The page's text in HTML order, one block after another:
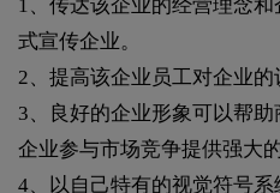
1、传达该企业的经营理念
式宣传企业。
2、提高该企业员工对企业的
3、良好的企业形象可以帮
企业参与市场竞争提供强大的
4、以自己特有的视觉符号